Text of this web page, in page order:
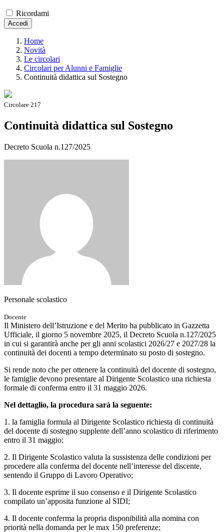
Ricordami
Accedi
Home
Novità
Le circolari
Circolari per Alunni e Famiglie
Continuità didattica sul Sostegno
Circolare 217
Continuità didattica sul Sostegno
Decreto Scuola n.127/2025
Personale scolastico
Docente
Il Ministero dell’Istruzione e del Merito ha pubblicato in Gazzetta
Ufficiale, il giorno 5 novembre 2025, il Decreto Scuola n.127/2025
in cui si garantirà anche per gli anni scolastici 2026/27 e 2027/28 la
continuità dei docenti a tempo determinato su posto di sostegno.
Si rende noto che per ottenere la continuità del docente di sostegno,
le famiglie devono presentare al Dirigente Scolastico una richiesta
formale di conferma entro il 31 maggio 2026.
Nel dettaglio, la procedura sarà la seguente:
1. la famiglia formula al Dirigente Scolastico richiesta di continuità
del docente di sostegno supplente dell’anno scolastico di riferimento
entro il 31 maggio;
2. Il Dirigente Scolastico valuta la sussistenza delle condizioni per
procedere alla conferma del docente nell’interesse del discente,
sentendo il Gruppo di Lavoro Operativo;
3. Il docente esprime il suo consenso e il Dirigente Scolastico
compilato un’apposita funzione al SIDI;
4. Il docente conferma la propria disponibilità alla nomina con
priorità nella domanda per le max 150 preferenze;